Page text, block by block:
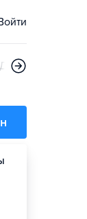
Дни открытых